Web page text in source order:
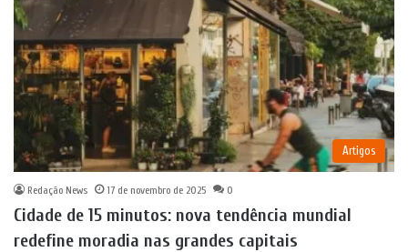
Artigos
Redação News 17 de novembro de 2025 0
Cidade de 15 minutos: nova tendência mundial
redefine moradia nas grandes capitais